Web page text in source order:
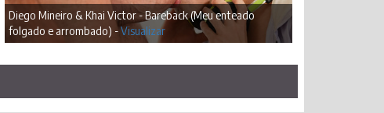
Diego Mineiro & Khai Victor - Bareback (Meu enteado
folgado e arrombado) -Visualizar